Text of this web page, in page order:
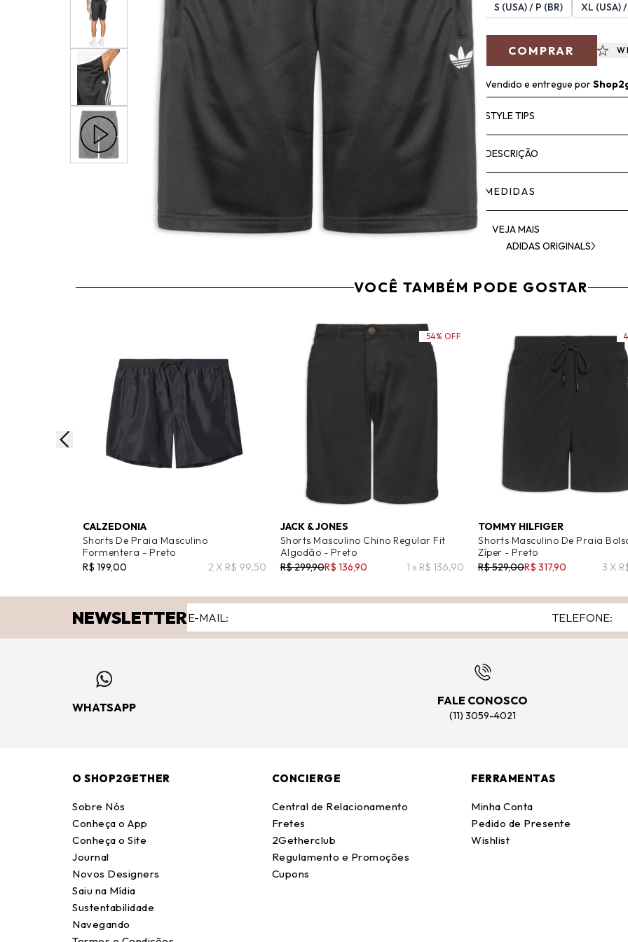
S (USA) / P (BR)
XL (USA)
COMPRAR
Vendido e entregue por
STYLE TIPS
DESCRIÇÃO
MEDIDAS
VEJA MAIS
ADIDAS ORIGINALS
VOCÊ TAMBÉM PODE GOSTAR
CALZEDONIA
Shorts De Praia Masculino
Formentera - Preto
R$ 199,00
2 X R$ 99,50
JACK & JONES
Shorts Masculino Chino Regular Fit
Algodão - Preto
R$ 299,90R$ 136,90 1 x R$ 136,90
54% OFF
TOMMY HILFIGER
Shorts Masculino De Praia
Zíper - Preto
R$ 529,00R$ 317,90 3 X
NEWSLETTER
WHATSAPP
FALE CONOSCO
(11) 3059-4021
O SHOP2GETHER
Sobre Nós
Conheça o App
Conheça o Site
Journal
Novos Designers
Saiu na Mídia
Sustentabilidade
Navegando
CONCIERGE
Central de Relacionamento
Fretes
2Getherclub
Regulamento e Promoções
Cupons
FERRAMENTAS
Minha Conta
Pedido de Presente
Wishlist